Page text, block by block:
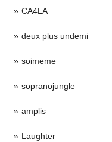
CA4LA
deux plus undemi
soimeme
sopranojungle
amplis
Laughter